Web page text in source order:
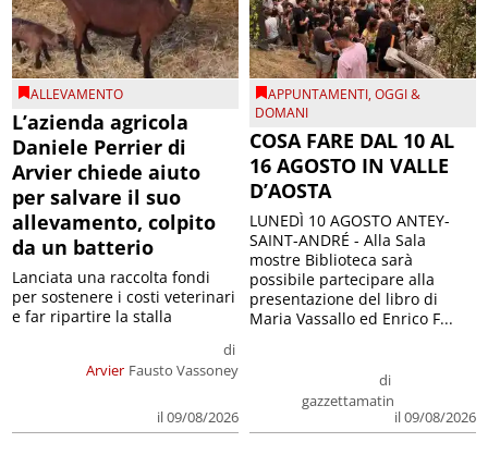
ALLEVAMENTO
L’azienda agricola
Daniele Perrier di
Arvier chiede aiuto
per salvare il suo
allevamento, colpito
da un batterio
Arvier
di
Fausto Vassoney
il 09/08/2026
Lanciata una raccolta fondi
per sostenere i costi veterinari
e far ripartire la stalla
APPUNTAMENTI,OGGI &
DOMANI
COSA FARE DAL 10 AL
16 AGOSTO IN VALLE
D’AOSTA
di
gazzettamatin
il 09/08/2026
LUNEDÌ 10 AGOSTO ANTEY-
SAINT-ANDRÉ - Alla Sala
mostre Biblioteca sarà
possibile partecipare alla
presentazione del libro di
Maria Vassallo ed Enrico F...